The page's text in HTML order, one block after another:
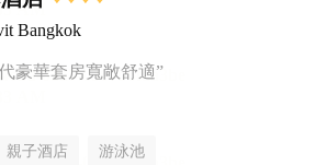
Bangkok
豪華套房寬敞舒適”
親子酒店 游泳池